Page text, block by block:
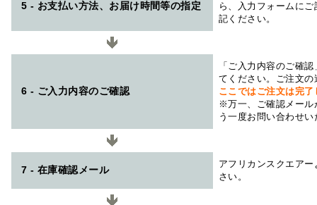
5 - お支払い方法、お届け時間等の指定
ら、入力フォームに
記ください。
6 - ご入力内容のご確認
「ご入力内容のご確
てください。ご注文
ここではご注文は完
※万一、ご確認メール
う一度お問い合わせ
7 - 在庫確認メール
アフリカンスクエアー
さい。